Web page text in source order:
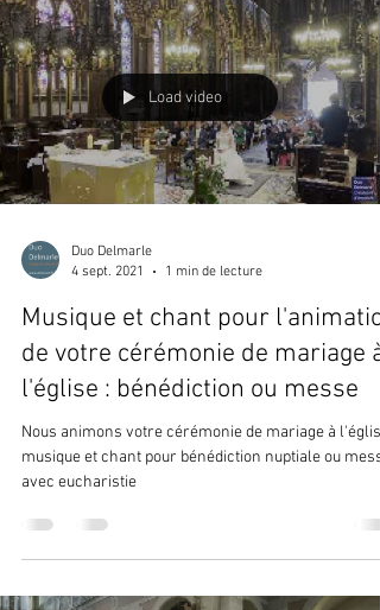
Load video
Duo Delmarle
4 sept. 2021
1 min de lecture
Musique et chant pour
de votre cérémonie de mariage à
l'église : bénédiction ou messe
Nous animons votre cérémonie de mariage à
musique et chant pour bénédiction nuptiale ou
avec eucharistie